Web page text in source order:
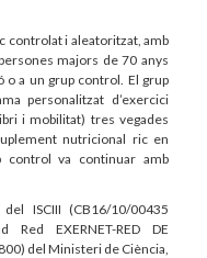
controlat i aleatoritzat, amb
majors de 70 anys
o a un grup control. El grup
personalitzat d’exercici
i mobilitat) tres vegades
nutricional ric en
control va continuar amb
ISCIII (CB16/10/00435
Red EXERNET-RED DE
del Ministeri de Ciència,